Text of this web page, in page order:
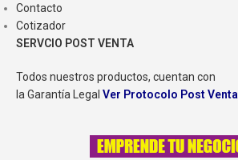
Contacto
Cotizador
SERVCIO POST VENTA
Todos nuestros productos, cuentan con
la Garantía Legal Ver Protocolo Post Venta